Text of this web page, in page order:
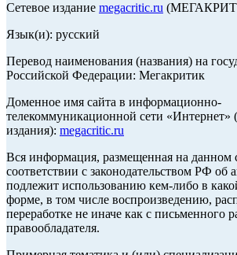
Сетевое издание megacritic.ru
Язык(и): русский
Перевод наименования (названия) на
Российской Федерации: Мегакритик
Доменное имя сайта в информационно-
телекоммуникационной сети «Интернет»
издания): megacritic.ru
Вся информация, размещенная на данном
соответствии с законодательством РФ об
подлежит использованию кем-либо в
форме, в том числе воспроизведению,
переработке не иначе как с письменного
правообладателя.